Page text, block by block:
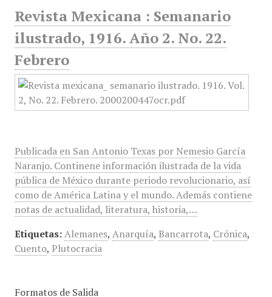
Revista Mexicana : Semanario
ilustrado, 1916. Año 2. No. 22.
Febrero
Publicada en San Antonio Texas por Nemesio García
Naranjo. Continene información ilustrada de la vida
pública de México durante periodo revolucionario, así
como de América Latina y el mundo. Además contiene
notas de actualidad, literatura, historia,…
Etiquetas: Alemanes, Anarquía, Bancarrota, Crónica,
Cuento, Plutocracia
Formatos de Salida